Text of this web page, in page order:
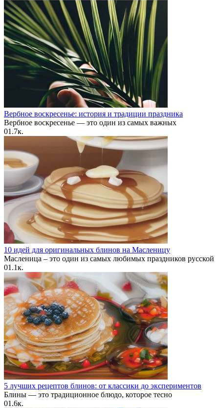
Вербное воскресенье: история и традиции праздника
Вербное воскресенье — это один из самых важных
01.7к.
10 идей для оригинальных блинов на Масленицу
Масленица – это один из самых любимых праздников русской
01.1к.
5 лучших рецептов блинов: от классики до экспериментов
Блины — это традиционное блюдо, которое тесно
01.6к.